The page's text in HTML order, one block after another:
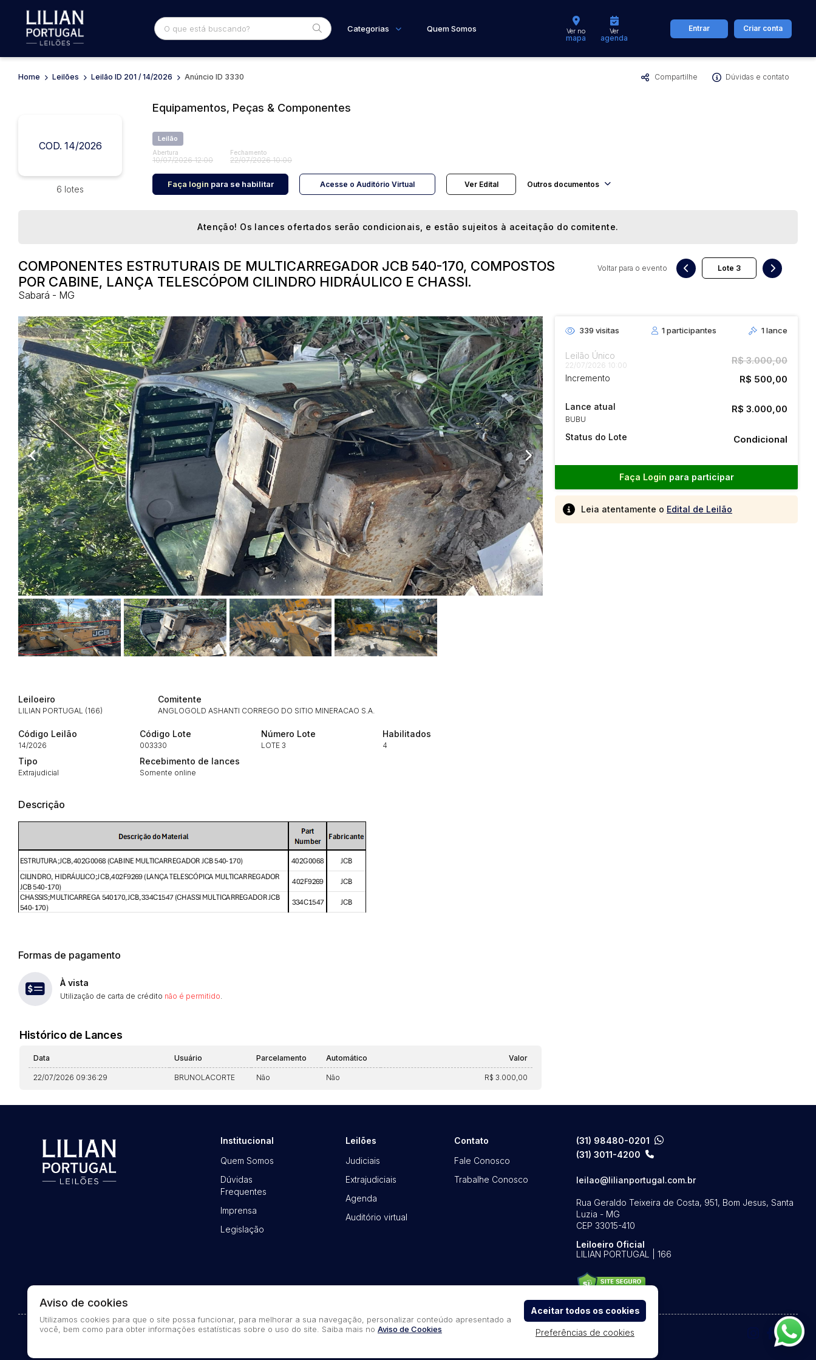
Busca por palavra-chave Categoria Cidade
Categorias
Materiais/Equipamentos
Equipamento Industrial
Quem Somos Ver no
mapa
Ver
agenda
Entrar Criar conta
Home Leilões Leilão ID 201 / 14/2026 Anúncio ID 3330 Compartilhe Dúvidas e contato
COD. 14/2026
6 lotes
Equipamentos, Peças & Componentes
Leilão
Abertura
10/07/2026 12:00
Fechamento
22/07/2026 10:00
Faça login para se habilitar Acesse o Auditório Virtual Ver Edital Outros documentos
Atenção! Os lances ofertados serão condicionais, e estão sujeitos à aceitação do comitente.
COMPONENTES ESTRUTURAIS DE MULTICARREGADOR JCB 540-170, COMPOSTOS
POR CABINE, LANÇA TELESCÓPOM CILINDRO HIDRÁULICO E CHASSI.
Sabará - MG
Voltar para o evento
339 visitas 1participantes 1lance
Leilão Único
22/07/2026 10:00 R$ 3.000,00
Incremento R$ 500,00
Lance atual
BUBU
R$ 3.000,00
Status do Lote Condicional
Faça Login para participar
Leia atentamente o Edital de Leilão
Leiloeiro
LILIAN PORTUGAL (166)
Comitente
ANGLOGOLD ASHANTI CORREGO DO SITIO MINERACAO S.A.
Código Leilão
14/2026
Código Lote
003330
Número Lote
LOTE 3
Habilitados
4
Tipo
Extrajudicial
Recebimento de lances
Somente online
Descrição
Formas de pagamento
À vista
Utilização de carta de crédito não é permitido.
Histórico de Lances
Data Usuário Parcelamento Automático Valor
22/07/2026 09:36:29 BRUNOLACORTE Não Não R$ 3.000,00
Histórico de Propostas
14/04/2025 18:43:11
Habilite-se para efetuar lances ou propostas
Institucional
Quem Somos
Dúvidas
Frequentes
Imprensa
Legislação
Leilões
Judiciais
Extrajudiciais
Agenda
Auditório virtual
Contato
Fale Conosco
Trabalhe Conosco
(31) 98480-0201
(31) 3011-4200
leilao@lilianportugal.com.br
Rua Geraldo Teixeira de Costa, 951, Bom Jesus, Santa
Luzia - MG
CEP 33015-410
Leiloeiro Oficial
LILIAN PORTUGAL | 166
© 2026-present - Todos os direitos reservados Política de Privacidade Aviso de Cookies Termos de Uso
Aviso de cookies
Utilizamos cookies para que o site possa funcionar, para melhorar a sua navegação, personalizar conteúdo apresentado a
você, bem como para obter informações estatísticas sobre o uso do site. Saiba mais no Aviso de Cookies
Aceitar todos os cookies
Preferências de cookies